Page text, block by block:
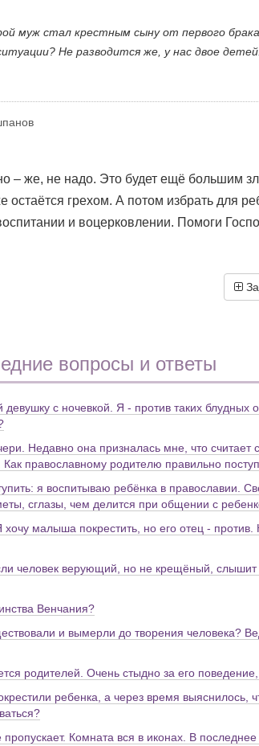
муж стал крестным сыну от первого
Не разводится же, у нас двое детей.
– же, не надо. Это будет ещё большим
грехом. А потом избрать для
и воцерковлении. Помоги
вопросы и ответы
с ночевкой. Я - против таких блудных
Недавно она призналась мне, что считает
православному родителю правильно
я воспитываю ребёнка в православии.
сглазы, чем делится при общении с
малыша покрестить, но его отец - против.
человек верующий, но не крещёный,
Венчания?
и вымерли до творения человека?
родителей. Очень стыдно за его
ребенка, а через время выяснилось,
Комната вся в иконах. В